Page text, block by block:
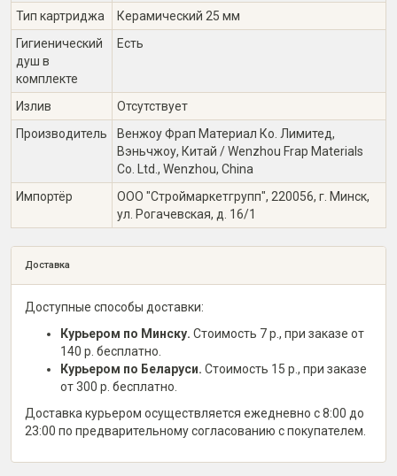
Тип картриджа
Керамический 25 мм
Гигиенический
душ в
комплекте
Есть
Излив
Отсутствует
Производитель
Венжоу Фрап Материал Ко. Лимитед,
Вэньчжоу, Китай / Wenzhou Frap Materials
Co. Ltd., Wenzhou, China
Импортёр
ООО "Строймаркетгрупп", 220056, г. Минск,
ул. Рогачевская, д. 16/1
Доставка
Доступные способы доставки:
Курьером по Минску. Стоимость 7 р., при заказе от
140 р. бесплатно.
Курьером по Беларуси. Стоимость 15 р., при заказе
от 300 р. бесплатно.
Доставка курьером осуществляется ежедневно с 8:00 до
23:00 по предварительному согласованию с покупателем.